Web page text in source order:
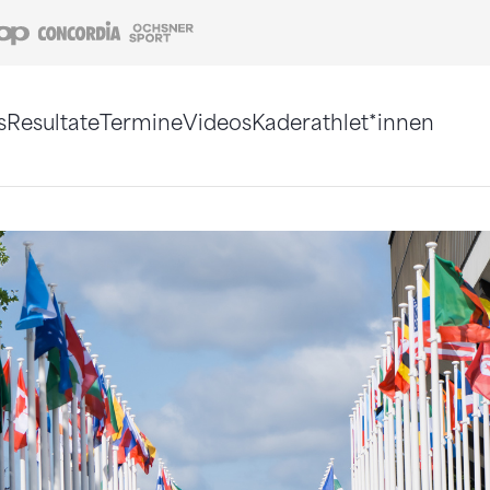
Coop Concordia
ResultateTermineVideosKaderathlet*innen